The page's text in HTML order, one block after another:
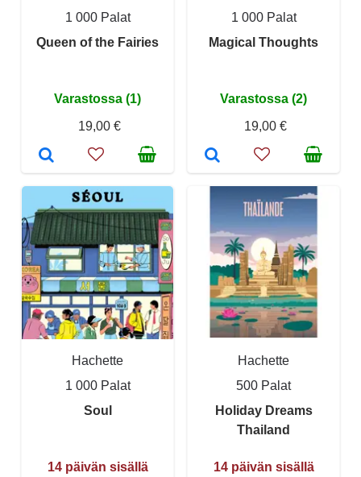
1 000 Palat
Queen of the Fairies
Varastossa (1)
19,00 €
1 000 Palat
Magical Thoughts
Varastossa (2)
19,00 €
Hachette
1 000 Palat
Soul
14 päivän sisällä
Hachette
500 Palat
Holiday Dreams
Thailand
14 päivän sisällä